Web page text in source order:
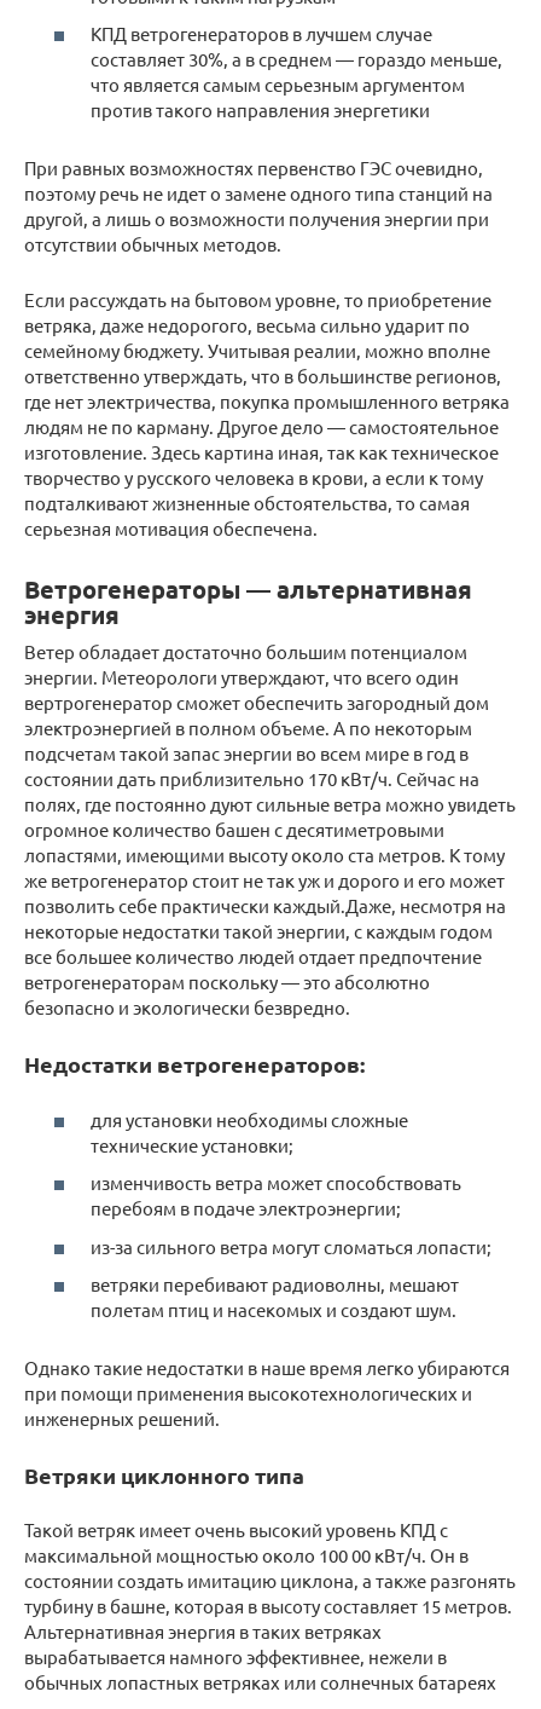
КПД ветрогенераторов в лучшем случае
составляет 30%, а в среднем — гораздо меньше,
что является самым серьезным аргументом
против такого направления энергетики
При равных возможностях первенство ГЭС очевидно,
поэтому речь не идет о замене одного типа станций на
другой, а лишь о возможности получения энергии при
отсутствии обычных методов.
Если рассуждать на бытовом уровне, то приобретение
ветряка, даже недорогого, весьма сильно ударит по
семейному бюджету. Учитывая реалии, можно вполне
ответственно утверждать, что в большинстве регионов,
где нет электричества, покупка промышленного ветряка
людям не по карману. Другое дело — самостоятельное
изготовление. Здесь картина иная, так как техническое
творчество у русского человека в крови, а если к тому
подталкивают жизненные обстоятельства, то самая
серьезная мотивация обеспечена.
Ветрогенераторы — альтернативная
энергия
Ветер обладает достаточно большим потенциалом
энергии. Метеорологи утверждают, что всего один
вертрогенератор сможет обеспечить загородный дом
электроэнергией в полном объеме. А по некоторым
подсчетам такой запас энергии во всем мире в год в
состоянии дать приблизительно 170 кВт/ч. Сейчас на
полях, где постоянно дуют сильные ветра можно увидеть
огромное количество башен с десятиметровыми
лопастями, имеющими высоту около ста метров. К тому
же ветрогенератор стоит не так уж и дорого и его может
позволить себе практически каждый.Даже, несмотря на
некоторые недостатки такой энергии, с каждым годом
все большее количество людей отдает предпочтение
ветрогенераторам поскольку — это абсолютно
безопасно и экологически безвредно.
Недостатки ветрогенераторов:
для установки необходимы сложные
технические установки;
изменчивость ветра может способствовать
перебоям в подаче электроэнергии;
из-за сильного ветра могут сломаться лопасти;
ветряки перебивают радиоволны, мешают
полетам птиц и насекомых и создают шум.
Однако такие недостатки в наше время легко убираются
при помощи применения высокотехнологических и
инженерных решений.
Ветряки циклонного типа
Такой ветряк имеет очень высокий уровень КПД с
максимальной мощностью около 100 00 кВт/ч. Он в
состоянии создать имитацию циклона, а также разгонять
турбину в башне, которая в высоту составляет 15 метров.
Альтернативная энергия в таких ветряках
вырабатывается намного эффективнее, нежели в
обычных лопастных ветряках или солнечных батареях